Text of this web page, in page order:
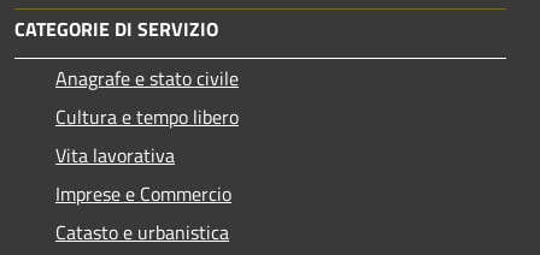
CATEGORIE DI SERVIZIO
Anagrafe e stato civile
Cultura e tempo libero
Vita lavorativa
Imprese e Commercio
Catasto e urbanistica